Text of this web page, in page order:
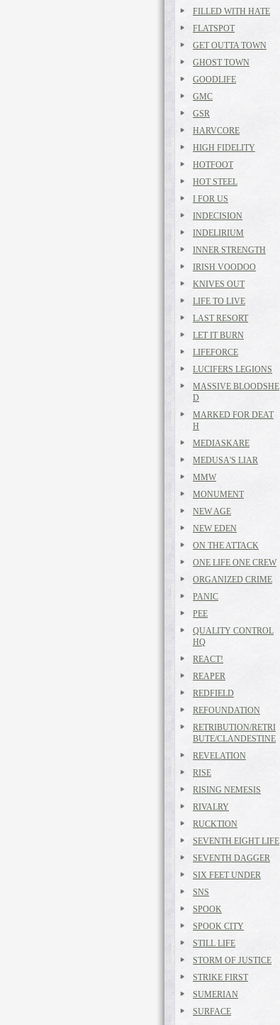
FILLED WITH HATE
FLATSPOT
GET OUTTA TOWN
GHOST TOWN
GOODLIFE
GMC
GSR
HARVCORE
HIGH FIDELITY
HOTFOOT
HOT STEEL
I FOR US
INDECISION
INDELIRIUM
INNER STRENGTH
IRISH VOODOO
KNIVES OUT
LIFE TO LIVE
LAST RESORT
LET IT BURN
LIFEFORCE
LUCIFERS LEGIONS
MASSIVE BLOODSHE
D
MARKED FOR DEAT
H
MEDIASKARE
MEDUSA'S LIAR
MMW
MONUMENT
NEW AGE
NEW EDEN
ON THE ATTACK
ONE LIFE ONE CREW
ORGANIZED CRIME
PANIC
PEE
QUALITY CONTROL
HQ
REACT!
REAPER
REDFIELD
REFOUNDATION
RETRIBUTION/RETRI
BUTE/CLANDESTINE
REVELATION
RISE
RISING NEMESIS
RIVALRY
RUCKTION
SEVENTH EIGHT LIFE
SEVENTH DAGGER
SIX FEET UNDER
SNS
SPOOK
SPOOK CITY
STILL LIFE
STORM OF JUSTICE
STRIKE FIRST
SUMERIAN
SURFACE